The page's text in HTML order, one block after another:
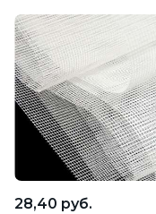
28,40 руб.